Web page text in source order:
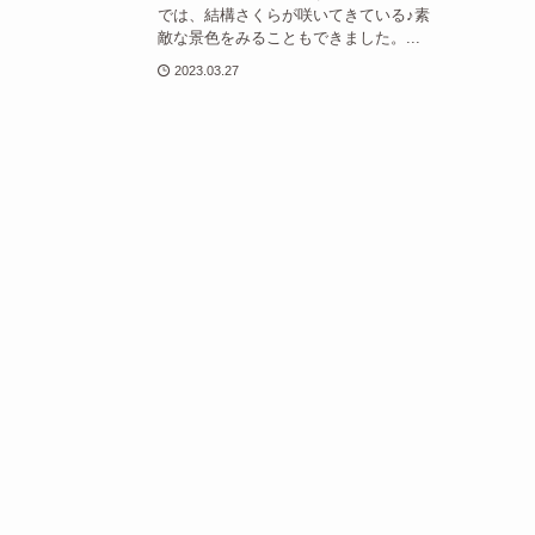
では、結構さくらが咲いてきている♪素
敵な景色をみることもできました。...
2023.03.27